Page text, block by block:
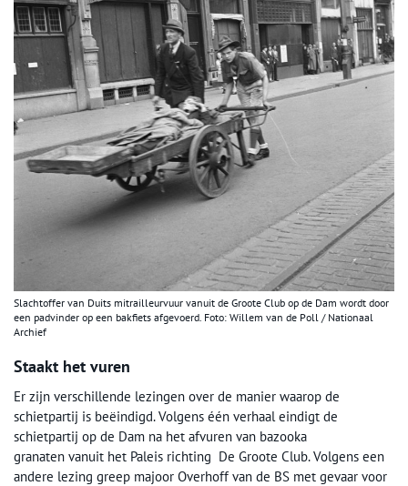
Slachtoffer van Duits mitrailleurvuur vanuit de Groote Club op de Dam wordt door
een padvinder op een bakfiets afgevoerd. Foto: Willem van de Poll / Nationaal
Archief
Staakt het vuren
Er zijn verschillende lezingen over de manier waarop de
schietpartij is beëindigd. Volgens één verhaal eindigt de
schietpartij op de Dam na het afvuren van bazooka
granaten vanuit het Paleis richting De Groote Club. Volgens een
andere lezing greep majoor Overhoff van de BS met gevaar voor